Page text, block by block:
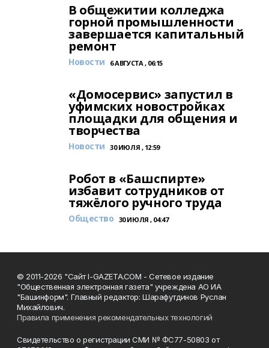
В общежитии колледжа
горной промышленности
завершается капитальный
ремонт
Новости 6 АВГУСТА , 06:15
«Домосервис» запустил в
уфимских новостройках
площадки для общения и
творчества
Новости 30 ИЮЛЯ , 12:59
Робот в «Башспирте»
избавит сотрудников от
тяжёлого ручного труда
Общество 30 ИЮЛЯ , 04:47
© 2011-2026 "Сайт I-GAZETA.COM - Сетевое издание
"Общественная электронная газета" учреждена АО ИА
"Башинформ". Главный редактор: Шарафутдинов Руслан
Михайлович.
Правила применения рекомендательных технологий
Свидетельство о регистрации СМИ № ФС77-50803 от